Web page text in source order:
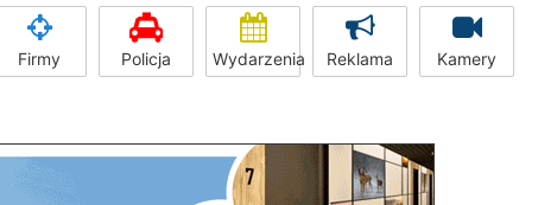
Firmy Policja Wydarzenia Reklama Kamery